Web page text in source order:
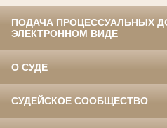
ПОДАЧА ПРОЦЕССУАЛЬНЫХ
ЭЛЕКТРОННОМ ВИДЕ
О СУДЕ
СУДЕЙСКОЕ СООБЩЕСТВО